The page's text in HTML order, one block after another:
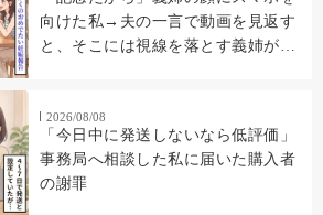
向けた私→夫の一言で動画を見返す
と、そこには視線を落とす義姉が映
2026/08/08
「今日中に発送しないなら低評価」
事務局へ相談した私に届いた購入者
の謝罪